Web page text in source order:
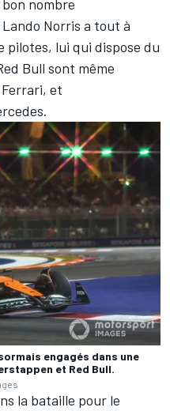
nombre
Norris a tout à
pilotes, lui qui dispose du
Bull sont même
et
.
engagés dans une
et Red Bull.
la bataille pour le